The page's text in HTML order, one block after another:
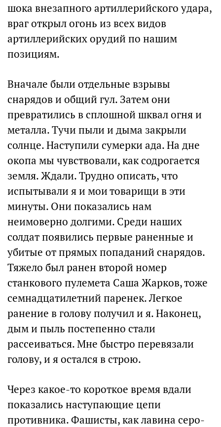
шока внезапного артиллерийского удара,
враг открыл огонь из всех видов
артиллерийских орудий по нашим
позициям.
Вначале были отдельные взрывы
снарядов и общий гул. Затем они
превратились в сплошной шквал огня и
металла. Тучи пыли и дыма закрыли
солнце. Наступили сумерки ада. На дне
окопа мы чувствовали, как содрогается
земля. Ждали. Трудно описать, что
испытывали я и мои товарищи в эти
минуты. Они показались нам
неимоверно долгими. Среди наших
солдат появились первые раненные и
убитые от прямых попаданий снарядов.
Тяжело был ранен второй номер
станкового пулемета Саша Жарков, тоже
семнадцатилетний паренек. Легкое
ранение в голову получил и я. Наконец,
дым и пыль постепенно стали
рассеиваться. Мне быстро перевязали
голову, и я остался в строю.
Через какое-то короткое время вдали
показались наступающие цепи
противника. Фашисты, как лавина серо-